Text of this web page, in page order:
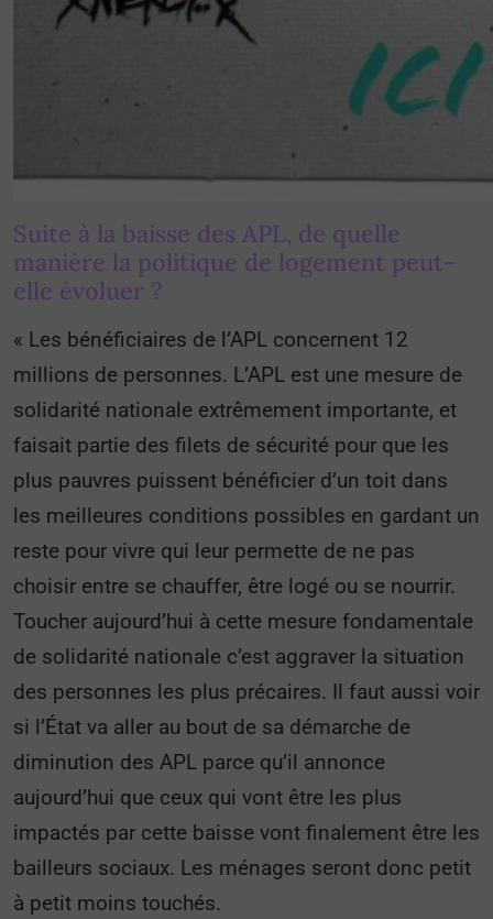
Suite à la baisse des APL, de quelle
manière la politique de logement peut-
elle évoluer ?
« Les bénéficiaires de l’APL concernent 12
millions de personnes. L’APL est une mesure de
solidarité nationale extrêmement importante, et
faisait partie des filets de sécurité pour que les
plus pauvres puissent bénéficier d’un toit dans
les meilleures conditions possibles en gardant un
reste pour vivre qui leur permette de ne pas
choisir entre se chauffer, être logé ou se nourrir.
Toucher aujourd’hui à cette mesure fondamentale
de solidarité nationale c’est aggraver la situation
des personnes les plus précaires. Il faut aussi voir
si l’État va aller au bout de sa démarche de
diminution des APL parce qu’il annonce
aujourd’hui que ceux qui vont être les plus
impactés par cette baisse vont finalement être les
bailleurs sociaux. Les ménages seront donc petit
à petit moins touchés.